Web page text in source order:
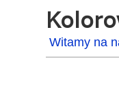
Witamy na